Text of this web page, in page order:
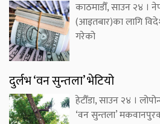
काठमाडौँ, साउन २४ ।
(आइतबार)का लागि
गरेको
दुर्लभ ‘वन सुन्तला’ भेटियो
हेटौँडा, साउन २४ ।
‘वन सुन्तला’